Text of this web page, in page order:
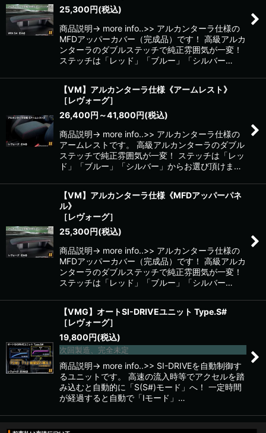
25,300円(税込)
商品説明→ more info..>> アルカンターラ仕様の
MFDアッパーカバー（完成品）です！ 高級アルカ
ンターラのダブルステッチで純正雰囲気が一変！
ステッチは「レッド」「ブルー」「シルバー…
【VM】アルカンターラ仕様《アームレスト》
［レヴォーグ］
26,400円 ～41,800円(税込)
商品説明→ more info..>> アルカンターラ仕様の
アームレストです。 高級アルカンターラのダブル
ステッチで純正雰囲気が一変！ ステッチは「レッ
ド」「ブルー」「シルバー」からお選び頂けま…
【VM】アルカンターラ仕様《MFDアッパーパネ
ル》
［レヴォーグ］
25,300円(税込)
商品説明→ more info..>> アルカンターラ仕様の
MFDアッパーカバー（完成品）です！ 高級アルカ
ンターラのダブルステッチで純正雰囲気が一変！
ステッチは「レッド」「ブルー」「シルバー…
【VMG】オートSI-DRIVEユニット Type.S#
［レヴォーグ］
19,800円(税込)
次回製造、完全未定
商品説明→ more info..>> SI-DRIVEを自動制御す
るユニットです。 高速の流入時等でアクセルを踏
み込むと自動的に「S(S#)モード」へ！ 一定時間
が経過すると自動で「Iモード」…